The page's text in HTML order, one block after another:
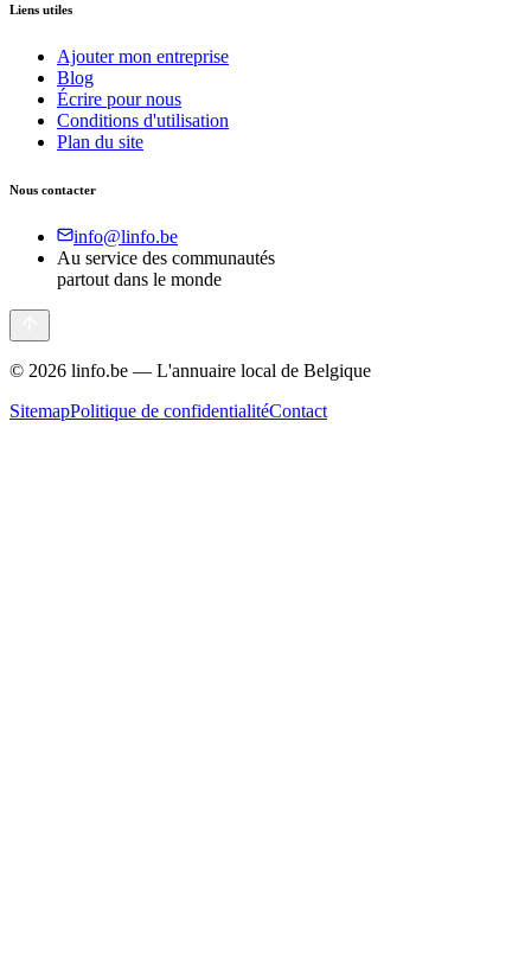
Liens utiles
Ajouter mon entreprise
Blog
Écrire pour nous
Conditions d'utilisation
Plan du site
Nous contacter
info@linfo.be
Au service des communautés
partout dans le monde
© 2026 linfo.be — L'annuaire local de Belgique
SitemapPolitique de confidentialitéContact